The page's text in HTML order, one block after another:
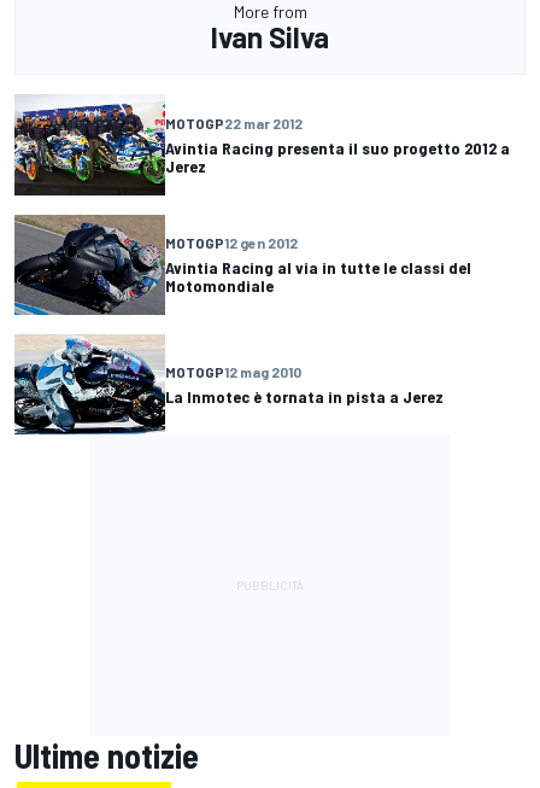
More from
Ivan Silva
MOTOGP22 mar 2012
Avintia Racing presenta il suo progetto 2012 a
Jerez
MOTOGP12 gen 2012
Avintia Racing al via in tutte le classi del
Motomondiale
MOTOGP12 mag 2010
La Inmotec è tornata in pista a Jerez
Ultime notizie